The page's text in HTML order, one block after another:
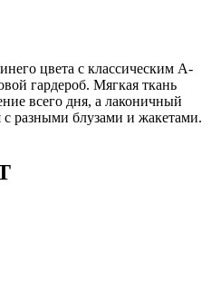
цвета с классическим А-
гардероб. Мягкая ткань
всего дня, а лаконичный
с разными блузами и жакетами.